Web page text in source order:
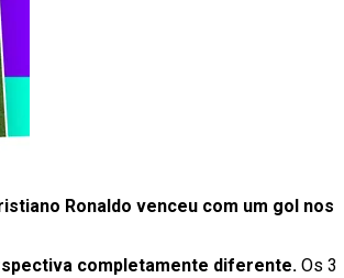
Ronaldo venceu com um gol nos
completamente diferente. Os 3